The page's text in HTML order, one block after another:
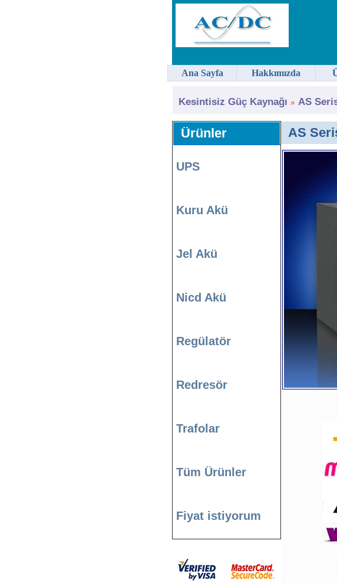
Kesintisiz Güç Kaynağı AS
Ürünler
UPS
Kuru Akü
Jel Akü
Nicd Akü
Regülatör
Redresör
Trafolar
Tüm Ürünler
Fiyat istiyorum
AS
Ana Sayfa Hakkımızda